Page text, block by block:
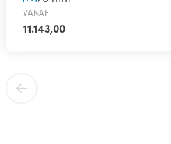
VANAF
11.143,00